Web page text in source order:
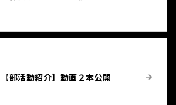
【部活動紹介】動画２本公開